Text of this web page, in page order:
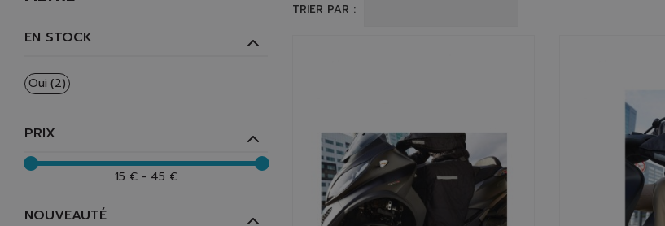
EN STOCK
Oui (2)
PRIX
15 € - 45 €
NOUVEAUTÉ
TRIER PAR : --